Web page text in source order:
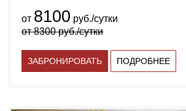
от 8100 руб./сутки
от8300руб./сутки
ЗАБРОНИРОВАТЬ ПОДРОБНЕЕ